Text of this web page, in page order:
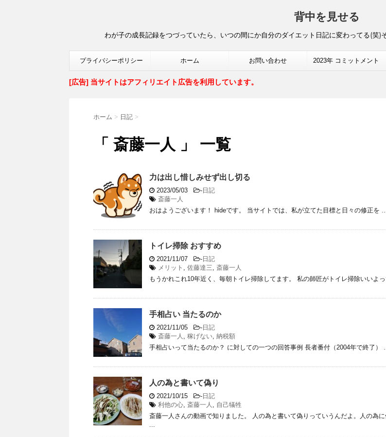
背中を見せる
わが子の成長記録をつづっていたら、いつの間にか自分のダイエット日記に変わってる(笑)
プライバシーポリシー ホーム お問い合わせ 2023年 コミットメント
[広告] 当サイトはアフィリエイト広告を利用しています。
ホーム > 日記 >
「 斎藤一人 」 一覧
力は出し惜しみせず出し切る
2023/05/03 - 日記
斎藤一人
おはようございます！ hideです。 当サイトでは、私が立てた目標と日々の修正を ...
トイレ掃除 おすすめ
2021/11/07 - 日記
メリット
佐藤達三
斎藤一人
もうかれこれ10年近く、毎朝トイレ掃除してます。 私の師匠がトイレ掃除いいよっ
手相占い 当たるのか
2021/11/05 - 日記
斎藤一人
稼げない 納税額
手相占いって当たるのか？ に対しての一つの回答事例 長者番付（2004年で終了） ...
人の為と書いて偽り
2021/10/15 - 日記
利他の心 斎藤一人
自己犠牲
斎藤一人さんの動画で知りました。 人の為と書いて偽りっていうんだよ。人の為